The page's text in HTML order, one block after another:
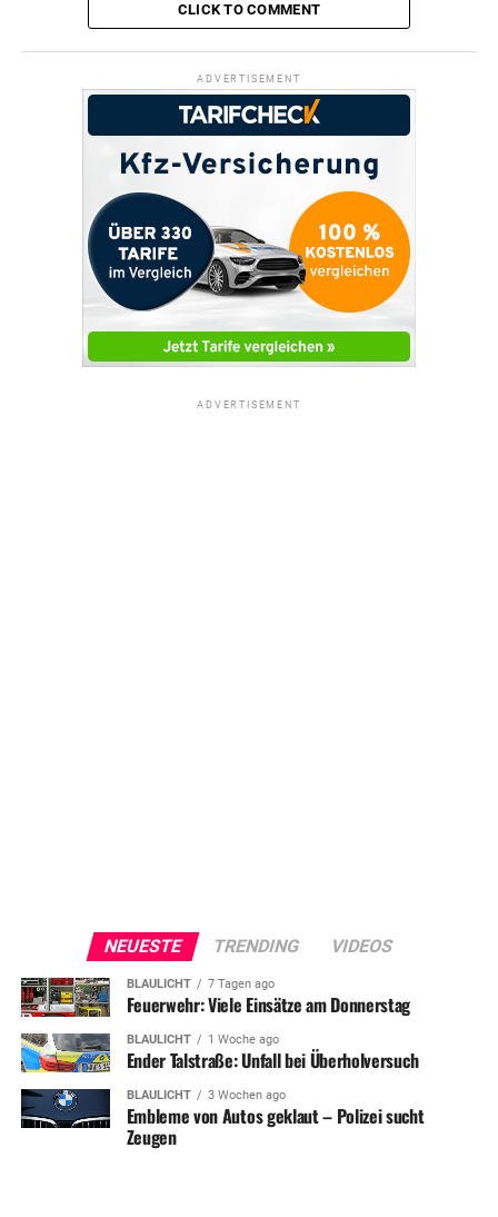
CLICK TO COMMENT
ADVERTISEMENT
ADVERTISEMENT
NEUESTE TRENDING VIDEOS
BLAULICHT 7 Tagen ago
Feuerwehr: Viele Einsätze am Donnerstag
BLAULICHT 1 Woche ago
Ender Talstraße: Unfall bei Überholversuch
BLAULICHT 3 Wochen ago
Embleme von Autos geklaut – Polizei sucht
Zeugen